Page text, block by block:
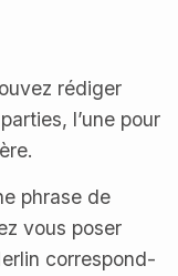
rédiger
l’une pour
phrase de
vous poser
correspond-